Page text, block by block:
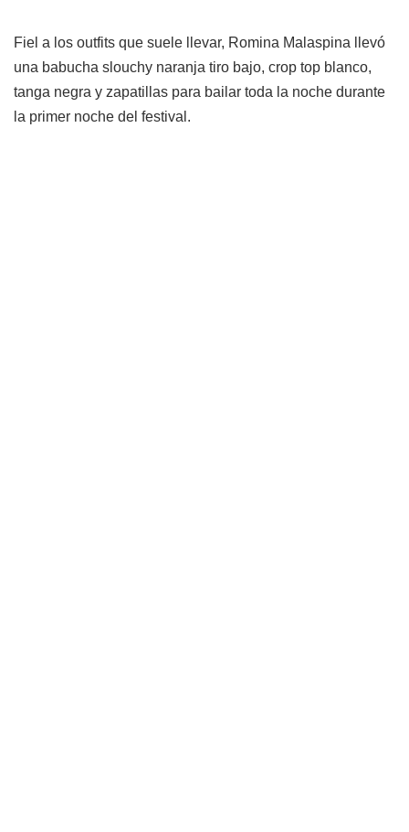
Fiel a los outfits que suele llevar, Romina Malaspina llevó
una babucha slouchy naranja tiro bajo, crop top blanco,
tanga negra y zapatillas para bailar toda la noche durante
la primer noche del festival.